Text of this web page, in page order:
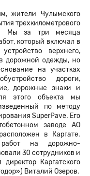
жители Чулымского
трехкилометрового
Мы за три месяца
который включал в
верхнего,
дорожной одежды, но
на участках
дороги,
дорожные знаки и
этого объекта мы
по методу
SuperPave. Его
заводе АО
в Каргате.
на дорожно-
30 сотрудников и
Каргатского
Виталий Озеров.